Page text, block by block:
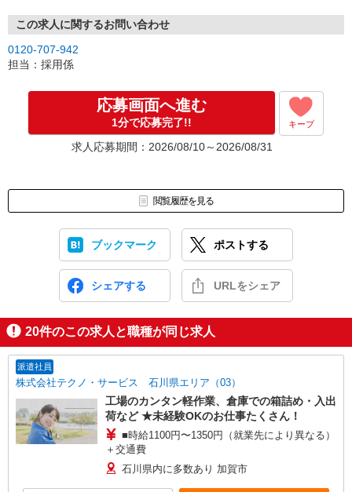
▼Step2 全国にあるお仕事の中から、あなたにピッタリのお仕事を
ご案内
▼Step3 就業前に職場見学で気になる事はしっかりチェック！
応募⇒最短で2日後からの勤務も可能です！
この求人に関するお問い合わせ
0120-707-942
担当：採用係
応募画面へ進む
1分で応募完了!! キープ
求人応募期間：2026/08/10～2026/08/31
閲覧履歴を見る
ブックマーク ポストする
シェアする URLをシェア
20件のこの求人と職種が同じ求人
派遣社員
株式会社テクノ・サービス 石川県エリア（03）
工場のカンタン軽作業、倉庫での箱詰め・入出
荷など ★未経験OKのお仕事たくさん！
■時給1100円〜1350円（就業先により異なる）
＋交通費
石川県内に多数あり 加賀市